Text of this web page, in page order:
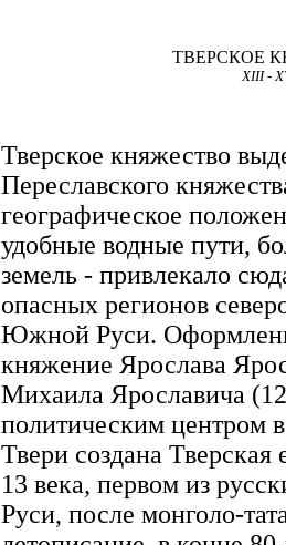
ТВЕРСКОЕ
XIII -
Тверское княжество
Переславского
географическое
удобные водные пути,
земель - привлекало
опасных регионов
Южной Руси.
княжение Ярослава
Михаила Ярославича
политическим центром
Твери создана Тверская
13 века, первом из
Руси, после монголо-